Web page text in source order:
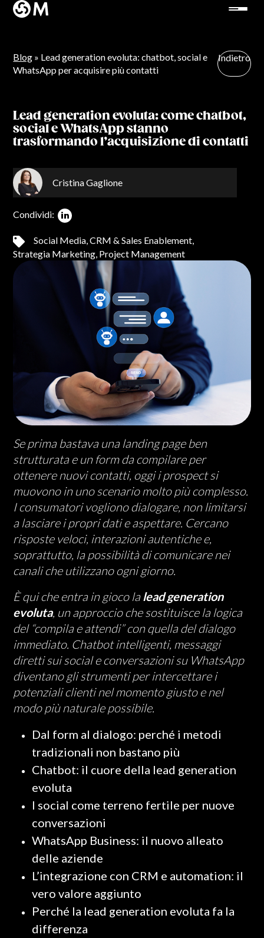
Blog » Lead generation evoluta: chatbot, social e
WhatsApp per acquisire più contatti
Indietro
Se prima bastava una landing page ben
strutturata e un form da compilare per
ottenere nuovi contatti, oggi i prospect si
muovono in uno scenario molto più complesso.
I consumatori vogliono dialogare, non limitarsi
a lasciare i propri dati e aspettare. Cercano
risposte veloci, interazioni autentiche e,
soprattutto, la possibilità di comunicare nei
canali che utilizzano ogni giorno.
È qui che entra in gioco la lead generation
evoluta, un approccio che sostituisce la logica
del “compila e attendi” con quella del dialogo
immediato. Chatbot intelligenti, messaggi
diretti sui social e conversazioni su WhatsApp
diventano gli strumenti per intercettare i
potenziali clienti nel momento giusto e nel
modo più naturale possibile.
Dal form al dialogo: perché i metodi
tradizionali non bastano più
Chatbot: il cuore della lead generation
evoluta
I social come terreno fertile per nuove
conversazioni
WhatsApp Business: il nuovo alleato
delle aziende
L’integrazione con CRM e automation: il
vero valore aggiunto
Perché la lead generation evoluta fa la
differenza
Lead generation evoluta: come chatbot,
social e WhatsApp stanno
trasformando l’acquisizione di contatti
Cristina Gaglione
Condividi:
Social Media,CRM & Sales Enablement,
Strategia Marketing, Project Management